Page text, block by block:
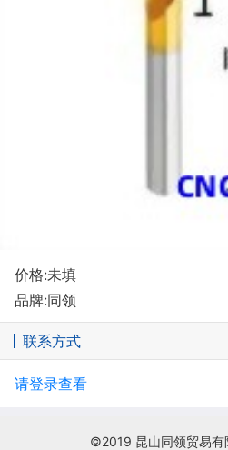
价格:未填
品牌:同领
联系方式
请登录查看
©2019 昆山同领贸易有